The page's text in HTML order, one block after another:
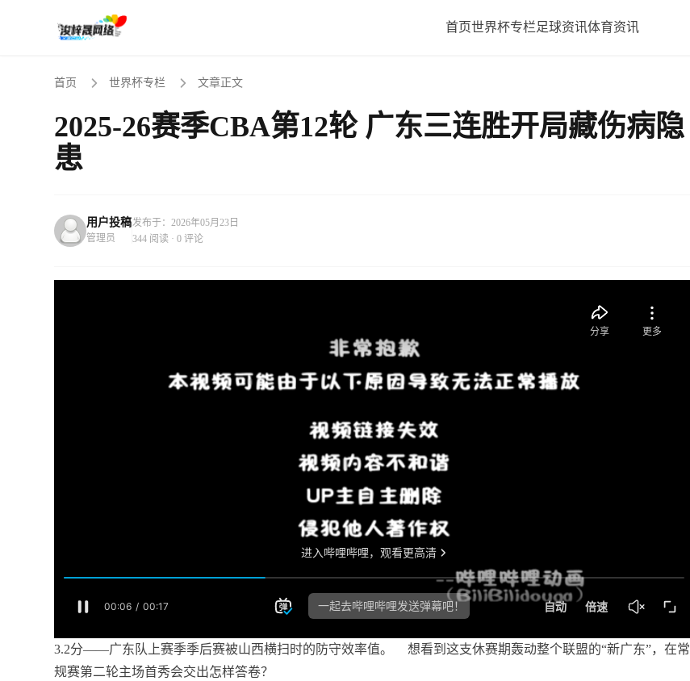
首页世界杯专栏足球资讯体育资讯
首页 世界杯专栏 文章正文
2025-26赛季CBA第12轮 广东三连胜开局藏伤病隐
患
用户投稿
管理员
发布于：2026年05月23日
344 阅读 · 0 评论
3.2分——广东队上赛季季后赛被山西横扫时的防守效率值。
想看到这支休赛期轰动整个联盟的“新广东”，在常
规赛第二轮主场首秀会交出怎样答卷？